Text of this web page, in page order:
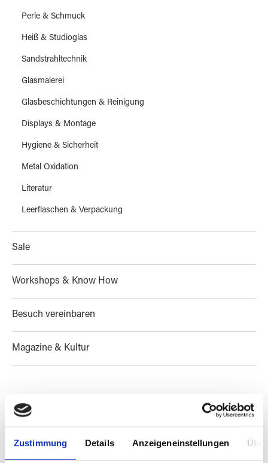
Zustimmung Details Anzeigeneinstellungen
Perle & Schmuck
Heiß & Studioglas
Sandstrahltechnik
Glasmalerei
Glasbeschichtungen & Reinigung
Displays & Montage
Hygiene & Sicherheit
Metal Oxidation
Literatur
Leerflaschen & Verpackung
Sale
Workshops & Know How
Besuch vereinbaren
Magazine & Kultur